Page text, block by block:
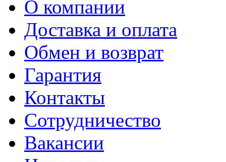
О компании
Доставка и оплата
Обмен и возврат
Гарантия
Контакты
Сотрудничество
Вакансии